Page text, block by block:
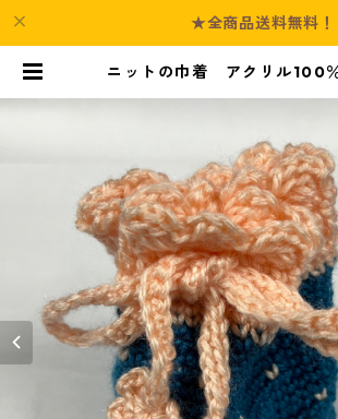
★全商品送料無料！
ニットの巾着 アクリル100